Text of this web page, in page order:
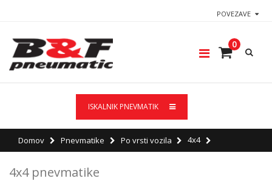
POVEZAVE
0
ISKALNIK PNEVMATIK
Domov Pnevmatike Po vrsti vozila 4x4
4x4 pnevmatike